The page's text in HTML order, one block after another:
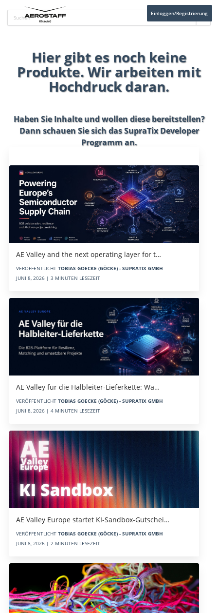
Einloggen/Registrierung
Hier gibt es noch keine
Produkte. Wir arbeiten mit
Hochdruck daran.
Haben Sie Inhalte und wollen diese bereitstellen?
Dann schauen Sie sich dasSupraTix Developer
Programman.
AE Valley and the next operating layer for t…
VERÖFFENTLICHT TOBIAS GOECKE (GÖCKE) - SUPRATIX GMBH
JUNI 8, 2026 | 3 MINUTEN LESEZEIT
AE Valley für die Halbleiter-Lieferkette: Wa…
VERÖFFENTLICHT TOBIAS GOECKE (GÖCKE) - SUPRATIX GMBH
JUNI 8, 2026 | 4 MINUTEN LESEZEIT
AE Valley Europe startet KI-Sandbox-Gutschei…
VERÖFFENTLICHT TOBIAS GOECKE (GÖCKE) - SUPRATIX GMBH
JUNI 8, 2026 | 2 MINUTEN LESEZEIT